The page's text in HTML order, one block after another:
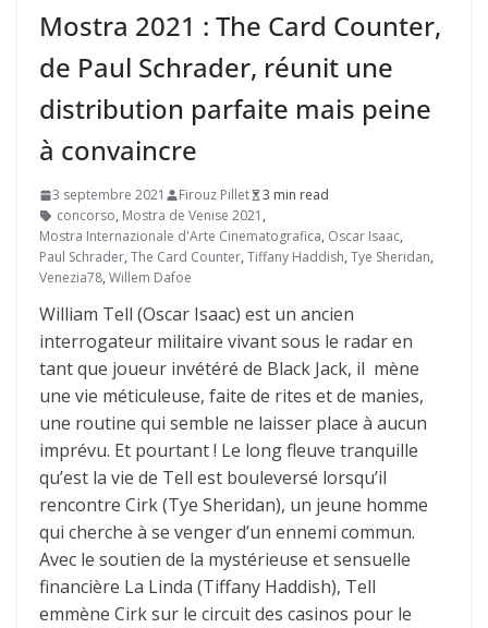
Mostra 2021 : The Card Counter,
de Paul Schrader, réunit une
distribution parfaite mais peine
à convaincre
3 septembre 2021 Firouz Pillet
3 min read
concorso, Mostra de Venise 2021 ,
Mostra Internazionale d'Arte Cinematografica, Oscar Isaac,
Paul Schrader, The Card Counter, Tiffany Haddish, Tye Sheridan,
Venezia78, Willem Dafoe
William Tell (Oscar Isaac) est un ancien
interrogateur militaire vivant sous le radar en
tant que joueur invétéré de Black Jack, il mène
une vie méticuleuse, faite de rites et de manies,
une routine qui semble ne laisser place à aucun
imprévu. Et pourtant ! Le long fleuve tranquille
qu’est la vie de Tell est bouleversé lorsqu’il
rencontre Cirk (Tye Sheridan), un jeune homme
qui cherche à se venger d’un ennemi commun.
Avec le soutien de la mystérieuse et sensuelle
financière La Linda (Tiffany Haddish), Tell
emmène Cirk sur le circuit des casinos pour le